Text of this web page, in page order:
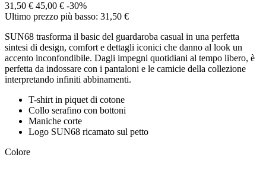
31,50 € 45,00 € -30%
Ultimo prezzo più basso: 31,50 €
SUN68 trasforma il basic del guardaroba casual in una perfetta
sintesi di design, comfort e dettagli iconici che danno al look un
accento inconfondibile. Dagli impegni quotidiani al tempo libero, è
perfetta da indossare con i pantaloni e le camicie della collezione
interpretando infiniti abbinamenti.
T-shirt in piquet di cotone
Collo serafino con bottoni
Maniche corte
Logo SUN68 ricamato sul petto
Colore